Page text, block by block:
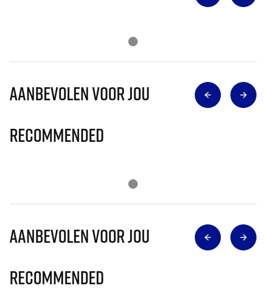
Aanbevolen voor jou
Recommended
Aanbevolen voor jou
Recommended